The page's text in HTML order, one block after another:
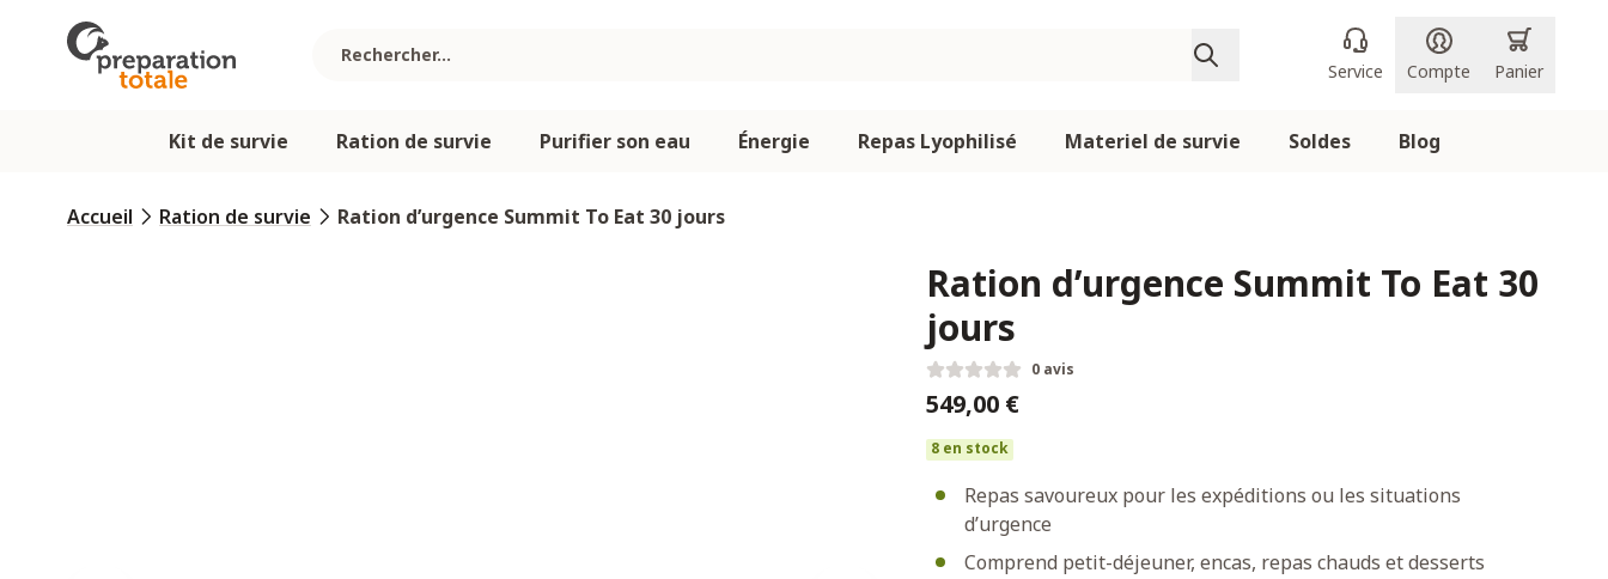
Kit de survie Ration de survie Purifier son eau Énergie Repas Lyophilisé Materiel de survie Soldes Blog
Service Compte Panier
Accueil Ration de survie Ration d’urgence Summit To Eat 30 jours
Ration d’urgence Summit To Eat 30
jours
0 avis
549,00 €
8 en stock
Repas savoureux pour les expéditions ou les situations
d’urgence
Comprend petit-déjeuner, encas, repas chauds et desserts